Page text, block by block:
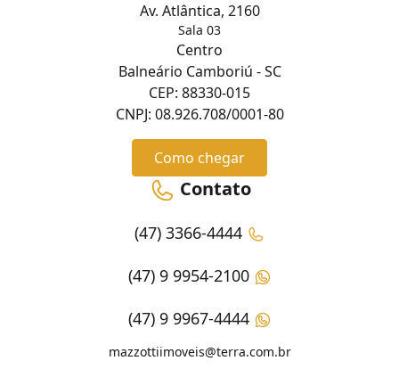
Av. Atlântica, 2160
Sala 03
Centro
Balneário Camboriú - SC
CEP: 88330-015
CNPJ: 08.926.708/0001-80
Como chegar
Contato
(47) 3366-4444
(47) 9 9954-2100
(47) 9 9967-4444
mazzottiimoveis@terra.com.br